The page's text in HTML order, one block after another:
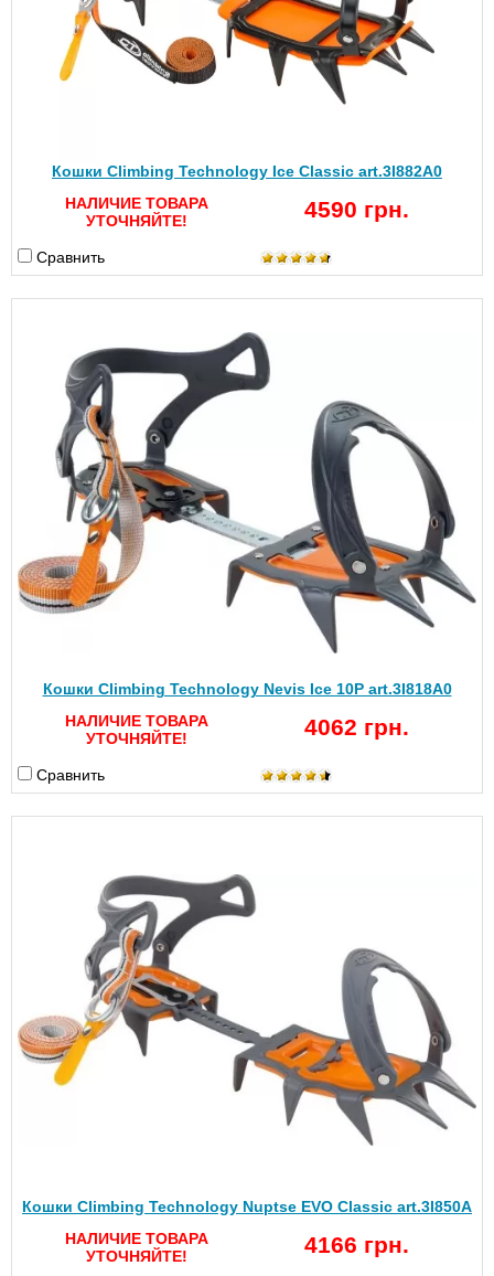
Кошки Climbing Technology Ice Classic art.3I882A0
НАЛИЧИЕ ТОВАРА
УТОЧНЯЙТЕ!
4590 грн.
Сравнить
Кошки Climbing Technology Nevis Ice 10P art.3I818A0
НАЛИЧИЕ ТОВАРА
УТОЧНЯЙТЕ!
4062 грн.
Сравнить
Кошки Climbing Technology Nuptse EVO Classic art.3I850A
НАЛИЧИЕ ТОВАРА
УТОЧНЯЙТЕ!
4166 грн.